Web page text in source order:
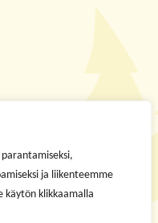
ja liikenteemme
käytön klikkaamalla